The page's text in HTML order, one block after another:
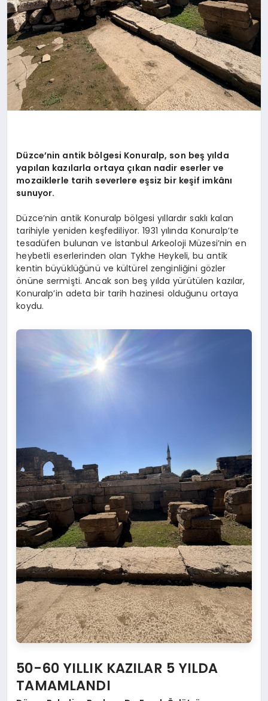
Düzce’nin antik bölgesi Konuralp, son beş yılda
yapılan kazılarla ortaya çıkan nadir eserler ve
mozaiklerle tarih severlere eşsiz bir keşif imkânı
sunuyor.
Düzce’nin antik Konuralp bölgesi yıllardır saklı kalan
tarihiyle yeniden keşfediliyor. 1931 yılında Konuralp’te
tesadüfen bulunan ve İstanbul Arkeoloji Müzesi’nin en
heybetli eserlerinden olan Tykhe Heykeli, bu antik
kentin büyüklüğünü ve kültürel zenginliğini gözler
önüne sermişti. Ancak son beş yılda yürütülen kazılar,
Konuralp’in adeta bir tarih hazinesi olduğunu ortaya
koydu.
50-60 YILLIK KAZILAR 5 YILDA
TAMAMLANDI